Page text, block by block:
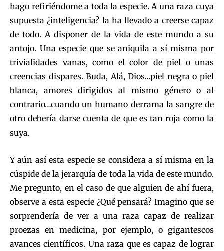
hago refiriéndome a toda la especie. A una raza cuya
supuesta ¿inteligencia? la ha llevado a creerse capaz
de todo. A disponer de la vida de este mundo a su
antojo. Una especie que se aniquila a sí misma por
trivialidades vanas, como el color de piel o unas
creencias dispares. Buda, Alá, Dios…piel negra o piel
blanca, amores dirigidos al mismo género o al
contrario…cuando un humano derrama la sangre de
otro debería darse cuenta de que es tan roja como la
suya.
Y aún así esta especie se considera a sí misma en la
cúspide de la jerarquía de toda la vida de este mundo.
Me pregunto, en el caso de que alguien de ahí fuera,
observe a esta especie ¿Qué pensará? Imagino que se
sorprendería de ver a una raza capaz de realizar
proezas en medicina, por ejemplo, o gigantescos
avances científicos. Una raza que es capaz de lograr